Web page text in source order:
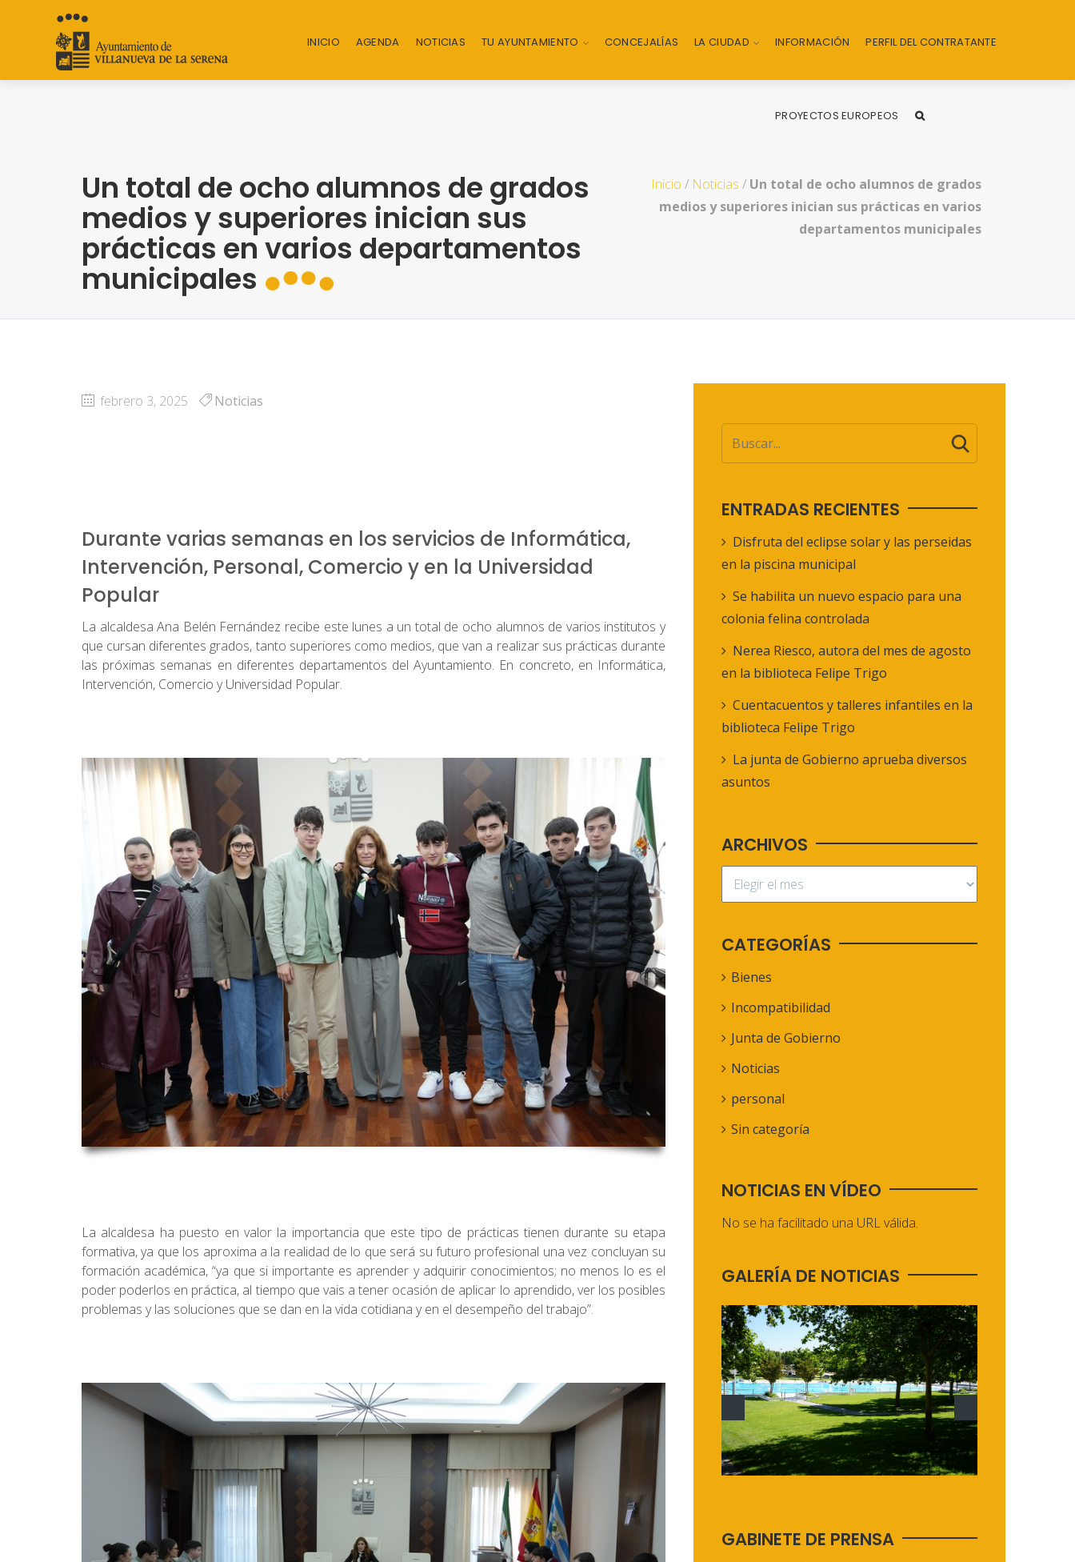
INICIO AGENDA NOTICIAS TU AYUNTAMIENTO CONCEJALÍAS LA CIUDAD INFORMACIÓN PERFIL DEL CONTRATANTE
PROYECTOS EUROPEOS
Un total de ocho alumnos de grados
medios y superiores inician sus
prácticas en varios departamentos
municipales
Inicio / Noticias / Un total de ocho alumnos de grados
medios y superiores inician sus prácticas en varios
departamentos municipales
febrero 3, 2025 Noticias
Durante varias semanas en los servicios de Informática,
Intervención, Personal, Comercio y en la Universidad
Popular
La alcaldesa Ana Belén Fernández recibe este lunes a un total de ocho alumnos de varios institutos y
que cursan diferentes grados, tanto superiores como medios, que van a realizar sus prácticas durante
las próximas semanas en diferentes departamentos del Ayuntamiento. En concreto, en Informática,
Intervención, Comercio y Universidad Popular.
La alcaldesa ha puesto en valor la importancia que este tipo de prácticas tienen durante su etapa
formativa, ya que los aproxima a la realidad de lo que será su futuro profesional una vez concluyan su
formación académica, “ya que si importante es aprender y adquirir conocimientos; no menos lo es el
poder poderlos en práctica, al tiempo que vais a tener ocasión de aplicar lo aprendido, ver los posibles
problemas y las soluciones que se dan en la vida cotidiana y en el desempeño del trabajo”.
ENTRADAS RECIENTES
Disfruta del eclipse solar y las perseidas
en la piscina municipal
Se habilita un nuevo espacio para una
colonia felina controlada
Nerea Riesco, autora del mes de agosto
en la biblioteca Felipe Trigo
Cuentacuentos y talleres infantiles en la
biblioteca Felipe Trigo
La junta de Gobierno aprueba diversos
asuntos
ARCHIVOS
CATEGORÍAS
Bienes
Incompatibilidad
Junta de Gobierno
Noticias
personal
Sin categoría
NOTICIAS EN VÍDEO
No se ha facilitado una URL válida.
GALERÍA DE NOTICIAS
GABINETE DE PRENSA